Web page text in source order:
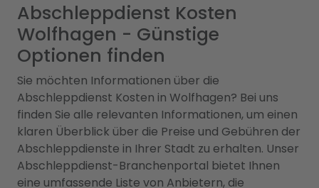
Abschleppdienst Kosten
Wolfhagen - Günstige
Optionen finden
Sie möchten Informationen über die
Abschleppdienst Kosten in Wolfhagen? Bei uns
finden Sie alle relevanten Informationen, um einen
klaren Überblick über die Preise und Gebühren der
Abschleppdienste in Ihrer Stadt zu erhalten. Unser
Abschleppdienst-Branchenportal bietet Ihnen
eine umfassende Liste von Anbietern, die